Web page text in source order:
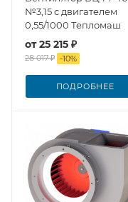
№3,15 с двигателем
0,55/1000 Тепломаш
от25 215 ₽
28 017 ₽ -10%
ПОДРОБНЕЕ